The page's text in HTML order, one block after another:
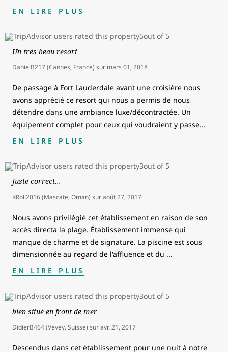
EN LIRE PLUS
Un très beau resort
DanielB217 (Cannes, France) sur mars 01, 2018
De passage à Fort Lauderdale avant une croisière nous
avons apprécié ce resort qui nous a permis de nous
détendre dans une ambiance luxe/décontractée. Un
équipement complet pour ceux qui voudraient y passe...
EN LIRE PLUS
Juste correct...
KRoll2016 (Mascate, Oman) suraoût 27, 2017
Nous avons privilégié cet établissement en raison de son
accès directa la plage. Établissement immense qui
manque de charme et de signature. La piscine est sous
dimensionnée au regard de l'affluence et du ...
EN LIRE PLUS
bien situé en front de mer
DidierB464 (Vevey, Suisse) suravr. 21, 2017
Descendus dans cet établissement pour une nuit à notre